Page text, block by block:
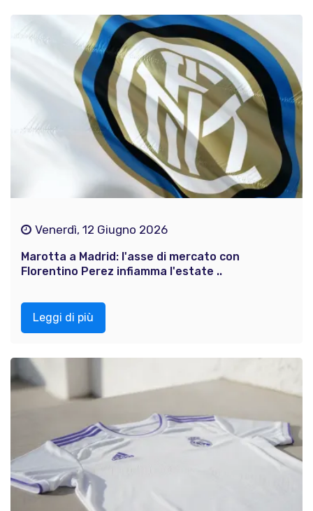
Venerdì, 12 Giugno 2026
Marotta a Madrid: l'asse di mercato con
Florentino Perez infiamma l'estate ..
Leggi di più